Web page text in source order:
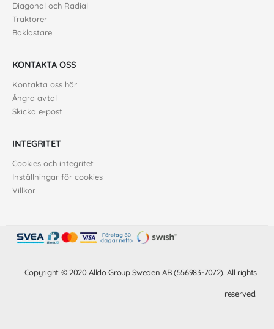
Diagonal och Radial
Traktorer
Baklastare
KONTAKTA OSS
Kontakta oss här
Ångra avtal
Skicka e-post
INTEGRITET
Cookies och integritet
Inställningar för cookies
Villkor
Copyright © 2020 Alldo Group Sweden AB (556983-7072). All rights
reserved.